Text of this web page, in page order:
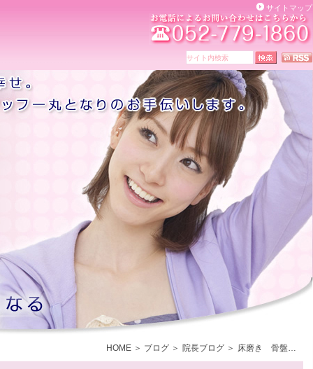
サイトマップ
HOME ブログ 院長ブログ 床磨き 骨盤矯正で腰の痛み改善 解消 名古屋市名東区の とみみつ接骨院へ